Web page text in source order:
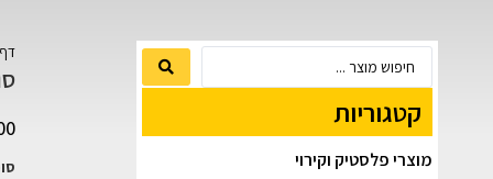
קטגוריות
מוצרי פלסטיק וקירוי